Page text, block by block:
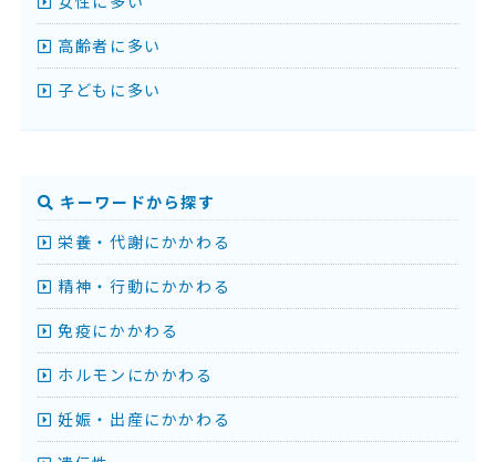
高齢者に多い
子どもに多い
キーワードから探す
栄養・代謝にかかわる
精神・行動にかかわる
免疫にかかわる
ホルモンにかかわる
妊娠・出産にかかわる